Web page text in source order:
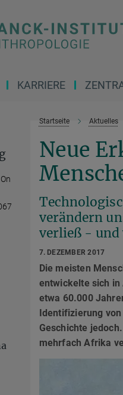
KARRIERE
Startseite Aktuelles
Neue
verändern
verließ - und
7. DEZEMBER 2017
Die meisten
entwickelte sich
etwa 60.000
Identifizierung
Geschichte
mehrfach Afrika
On